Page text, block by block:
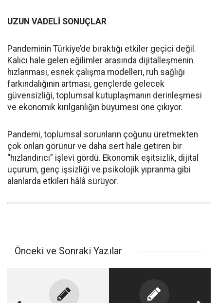
UZUN VADELİ SONUÇLAR
Pandeminin Türkiye’de bıraktığı etkiler geçici değil.
Kalıcı hale gelen eğilimler arasında dijitalleşmenin
hızlanması, esnek çalışma modelleri, ruh sağlığı
farkındalığının artması, gençlerde gelecek
güvensizliği, toplumsal kutuplaşmanın derinleşmesi
ve ekonomik kırılganlığın büyümesi öne çıkıyor.
Pandemi, toplumsal sorunların çoğunu üretmekten
çok onları görünür ve daha sert hale getiren bir
“hızlandırıcı” işlevi gördü. Ekonomik eşitsizlik, dijital
uçurum, genç işsizliği ve psikolojik yıpranma gibi
alanlarda etkileri hâlâ sürüyor.
Önceki ve Sonraki Yazılar